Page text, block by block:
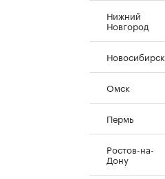
Нижний
Новгород
Новосибирск
Омск
Пермь
Ростов-на-
Дону